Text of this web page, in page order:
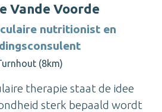
Vande Voorde
nutritionist en
(8km)
therapie staat de idee
sterk bepaald wordt